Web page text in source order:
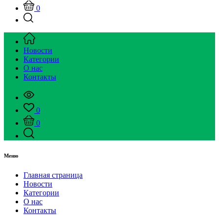
0
Новости
Категории
О нас
Контакты
0
0
Меню
Главная страница
Новости
Категории
О нас
Контакты